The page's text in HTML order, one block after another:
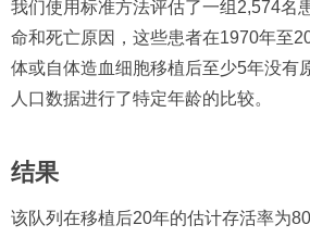
我们使用标准方法评估了一组2,574名
命和死亡原因，这些患者在1970年至
体或自体造血细胞移植后至少5年没有
人口数据进行了特定年龄的比较。
结果
该队列在移植后20年的估计存活率为